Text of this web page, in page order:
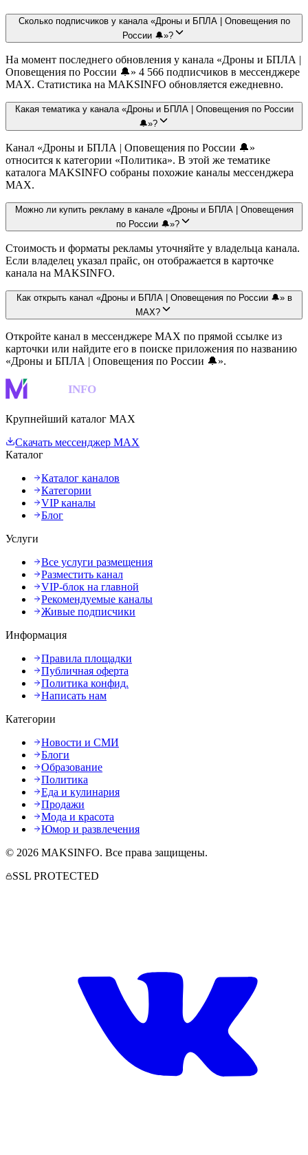
Сколько подписчиков у канала «Дроны и БПЛА | Оповещения по
России 🔔»?
На момент последнего обновления у канала «Дроны и БПЛА |
Оповещения по России 🔔» 4 566 подписчиков в мессенджере
MAX. Статистика на MAKSINFO обновляется ежедневно.
Какая тематика у канала «Дроны и БПЛА | Оповещения по России
🔔»?
Канал «Дроны и БПЛА | Оповещения по России 🔔»
относится к категории «Политика». В этой же тематике
каталога MAKSINFO собраны похожие каналы мессенджера
MAX.
Можно ли купить рекламу в канале «Дроны и БПЛА | Оповещения
по России 🔔»?
Стоимость и форматы рекламы уточняйте у владельца канала.
Если владелец указал прайс, он отображается в карточке
канала на MAKSINFO.
Как открыть канал «Дроны и БПЛА | Оповещения по России 🔔» в
MAX?
Откройте канал в мессенджере MAX по прямой ссылке из
карточки или найдите его в поиске приложения по названию
«Дроны и БПЛА | Оповещения по России 🔔».
INFO
Крупнейший каталог MAX
Скачать мессенджер MAX
Каталог
Каталог каналов
Категории
VIP каналы
Блог
Услуги
Все услуги размещения
Разместить канал
VIP-блок на главной
Рекомендуемые каналы
Живые подписчики
Информация
Правила площадки
Публичная оферта
Политика конфид.
Написать нам
Категории
Новости и СМИ
Блоги
Образование
Политика
Еда и кулинария
Продажи
Мода и красота
Юмор и развлечения
© 2026 MAKSINFO. Все права защищены.
SSL PROTECTED